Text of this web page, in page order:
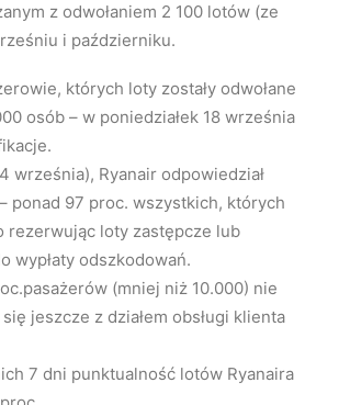
z odwołaniem 2 100 lotów (ze
i październiku.
których loty zostały odwołane
osób – w poniedziałek 18 września
września), Ryanair odpowiedział
ponad 97 proc. wszystkich, których
rezerwując loty zastępcze lub
wypłaty odszkodowań.
(mniej niż 10.000) nie
jeszcze z działem obsługi klienta
7 dni punktualność lotów Ryanaira